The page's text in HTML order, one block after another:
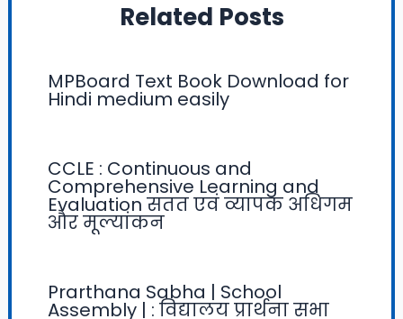
Related Posts
MPBoard Text Book Download for
Hindi medium easily
CCLE : Continuous and
Comprehensive Learning and
Evaluation सतत एवं व्यापक अधिगम
और मूल्यांकन
Prarthana Sabha | School
Assembly | : विद्यालय प्रार्थना सभा